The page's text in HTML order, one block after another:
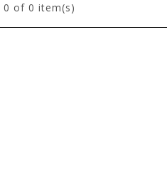
0 of 0 item(s)